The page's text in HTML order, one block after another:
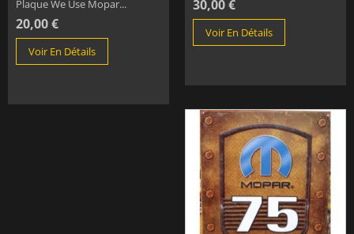
Plaque We Use Mopar...
20,00 €
Voir En Détails
30,00 €
Voir En Détails